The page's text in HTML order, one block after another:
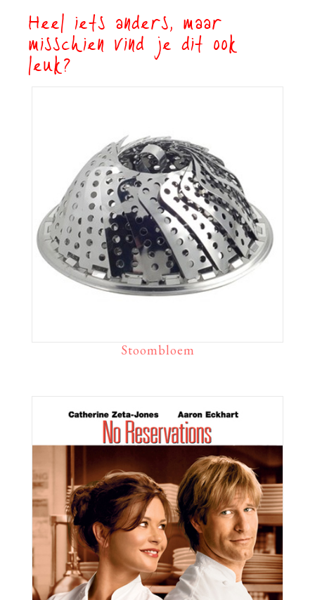
Heel iets anders, maar
misschien vind je dit ook
leuk?
Stoombloem